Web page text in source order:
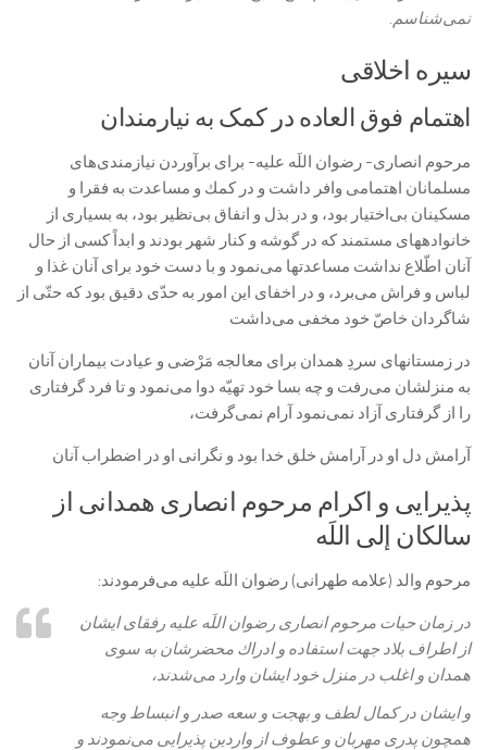
نمی‌‏شناسم‏.
سیره اخلاقی
اهتمام فوق العاده در کمک به نیارمندان
مرحوم انصارى- رضوان اللَه عليه- براى برآوردن نيازمندى‏‌های
مسلمانان اهتمامى وافر داشت و در كمك و مساعدت به فقرا و
مسكينان بی‌‏اختيار بود، و در بذل و انفاق بی‌نظير بود، به بسيارى از
خانواده‏هاى مستمند كه در گوشه و كنار شهر بودند و ابداً كسى از حال
آنان اطّلاع نداشت مساعدت‏ها می‌نمود و با دست خود براى آنان غذا و
لباس و فراش می‌برد، و در اخفاى اين امور به حدّى دقيق بود كه حتّى از
شاگردان خاصّ خود مخفى می‌داشت
در زمستان‏هاى سردِ همدان براى معالجه مَرْضى و عيادت بيماران آنان
به منزلشان می‌‏رفت و چه بسا خود تهيّه دوا می‌‏نمود و تا فرد گرفتارى
را از گرفتارى آزاد نمی‌‏نمود آرام نمی‌‏گرفت،
آرامش دل او در آرامش خلق خدا بود و نگرانى او در اضطراب آنان
پذيرايى و اكرام مرحوم انصارى همدانى از
سالكان إلى اللَه‏
مرحوم والد (علامه طهرانی) رضوان اللَه عليه می‌‏فرمودند:
در زمان حيات مرحوم انصارى رضوان اللَه عليه رفقاى ايشان
از اطراف بلاد جهت استفاده و ادراك محضرشان به سوى
همدان و اغلب در منزل خود ايشان وارد می‌شدند،
و ايشان در كمال لطف و بهجت و سعه صدر و انبساط وجه
همچون پدرى مهربان و عطوف از واردين پذيرايى می‌‏نمودند و